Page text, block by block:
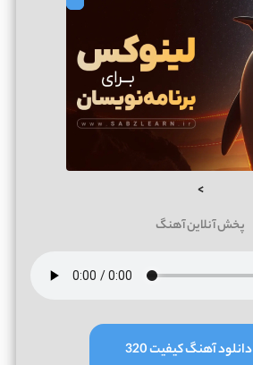
>
پخش آنلاین آهنگ
دانلود آهنگ کیفیت 320